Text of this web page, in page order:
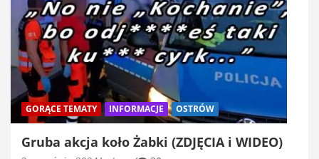
GORĄCE TEMATY INFORMACJE OSTRÓW
Gruba akcja koło Żabki (ZDJĘCIA i WIDEO)